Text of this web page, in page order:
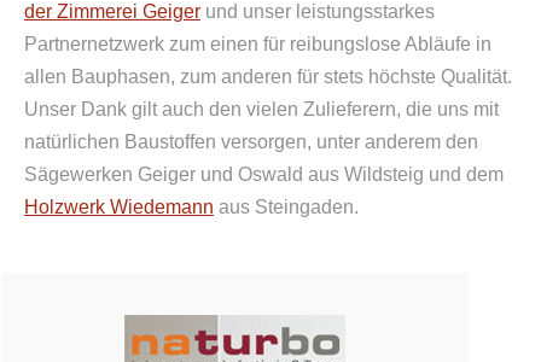
der Zimmerei Geiger und unser leistungsstarkes
Partnernetzwerk zum einen für reibungslose Abläufe in
allen Bauphasen, zum anderen für stets höchste Qualität.
Unser Dank gilt auch den vielen Zulieferern, die uns mit
natürlichen Baustoffen versorgen, unter anderem den
Sägewerken Geiger und Oswald aus Wildsteig und dem
Holzwerk Wiedemann aus Steingaden.